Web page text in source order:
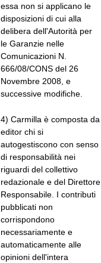
essa non si applicano le
disposizioni di cui alla
delibera dell'Autorità per
le Garanzie nelle
Comunicazioni N.
666/08/CONS del 26
Novembre 2008, e
successive modifiche.
4) Carmilla è composta da
editor chi si
autogestiscono con senso
di responsabilità nei
riguardi del collettivo
redazionale e del Direttore
Responsabile. I contributi
pubblicati non
corrispondono
necessariamente e
automaticamente alle
opinioni dell'intera